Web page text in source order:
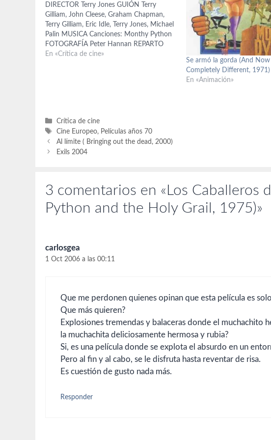
DIRECTOR Terry Jones GUIÓN Terry
Gilliam, John Cleese, Graham Chapman,
Terry Gilliam, Eric Idle, Terry Jones, Michael
Palin MUSICA Canciones: Monthy Python
FOTOGRAFÍA Peter Hannan REPARTO
John Cleese, Michael Palin, Graham
En «Crítica de cine»
Se armó la gorda (And
Completely Different, 1971)
En «Animación»
Categorías
Crítica de cine
Etiquetas
Cine Europeo, Películas años 70
Al límite ( Bringing out the dead, 2000)
Exils 2004
3 comentarios en «Los Caballeros
Python and the Holy Grail, 1975)»
carlosgea
1 Oct 2006 a las 00:11
Que me perdonen quienes opinan que esta película es
Que más quieren?
Explosiones tremendas y balaceras donde el muchachito
la muchachita deliciosamente hermosa y rubia?
Si, es una película donde se explota el absurdo en un
Pero al fin y al cabo, se le disfruta hasta reventar de risa.
Es cuestión de gusto nada más.
Responder